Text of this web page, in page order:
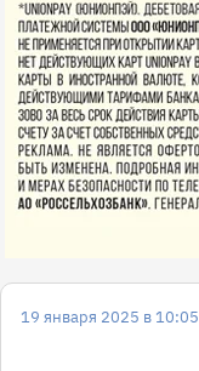
19 января 2025 в 10:05